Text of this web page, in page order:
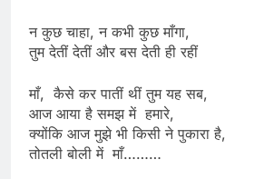
न कुछ चाहा, न कभी कुछ माँगा,
तुम देतीं देतीं और बस देती ही रहीं
माँ, कैसे कर पातीं थीं तुम यह सब,
आज आया है समझ में हमारे,
क्योंकि आज मुझे भी किसी ने पुकारा है,
तोतली बोली में माँ………